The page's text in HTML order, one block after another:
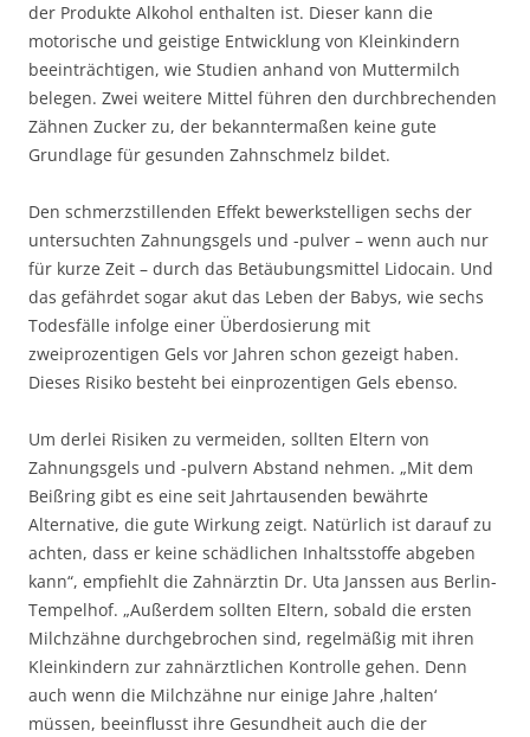
der Produkte Alkohol enthalten ist. Dieser kann die
motorische und geistige Entwicklung von Kleinkindern
beeinträchtigen, wie Studien anhand von Muttermilch
belegen. Zwei weitere Mittel führen den durchbrechenden
Zähnen Zucker zu, der bekanntermaßen keine gute
Grundlage für gesunden Zahnschmelz bildet.
Den schmerzstillenden Effekt bewerkstelligen sechs der
untersuchten Zahnungsgels und -pulver – wenn auch nur
für kurze Zeit – durch das Betäubungsmittel Lidocain. Und
das gefährdet sogar akut das Leben der Babys, wie sechs
Todesfälle infolge einer Überdosierung mit
zweiprozentigen Gels vor Jahren schon gezeigt haben.
Dieses Risiko besteht bei einprozentigen Gels ebenso.
Um derlei Risiken zu vermeiden, sollten Eltern von
Zahnungsgels und -pulvern Abstand nehmen. „Mit dem
Beißring gibt es eine seit Jahrtausenden bewährte
Alternative, die gute Wirkung zeigt. Natürlich ist darauf zu
achten, dass er keine schädlichen Inhaltsstoffe abgeben
kann“, empfiehlt die Zahnärztin Dr. Uta Janssen aus Berlin-
Tempelhof. „Außerdem sollten Eltern, sobald die ersten
Milchzähne durchgebrochen sind, regelmäßig mit ihren
Kleinkindern zur zahnärztlichen Kontrolle gehen. Denn
auch wenn die Milchzähne nur einige Jahre ‚halten‘
müssen, beeinflusst ihre Gesundheit auch die der